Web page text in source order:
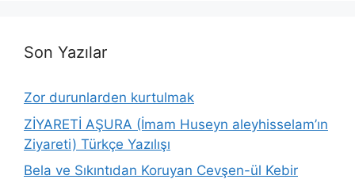
Son Yazılar
Zor durunlarden kurtulmak
ZİYARETİ AŞURA (İmam Huseyn aleyhisselam’ın
Ziyareti) Türkçe Yazılışı
Bela ve Sıkıntıdan Koruyan Cevşen-ül Kebir